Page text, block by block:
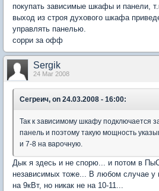
покупать зависимые шкафы и панели,
выход из строя духового шкафа
управлять панелью.
сорри за офф
Sergik
24 Mar 2008
Сегреич, on 24.03.2008 - 16:00:
Так к зависимому шкафу подключается
панель и поэтому такую мощность
и 7-8 на варочную.
Дык я здесь и не спорю... и потом в
независимых тоже... В любом случае у
на 9кВт, но никак не на 10-11...